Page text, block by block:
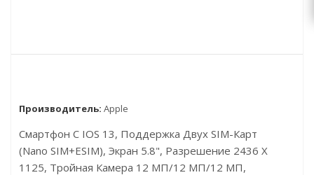
Производитель: Apple
Смартфон С IOS 13, Поддержка Двух SIM-Карт
(nano SIM+eSIM), Экран 5.8", Разрешение 2436 X
1125, Тройная Камера 12 МП/12 МП/12 МП,